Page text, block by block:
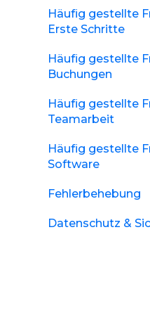
Häufig gestellte
Erste Schritte
Häufig gestellte
Buchungen
Häufig gestellte
Teamarbeit
Häufig gestellte
Software
Fehlerbehebung
Datenschutz &